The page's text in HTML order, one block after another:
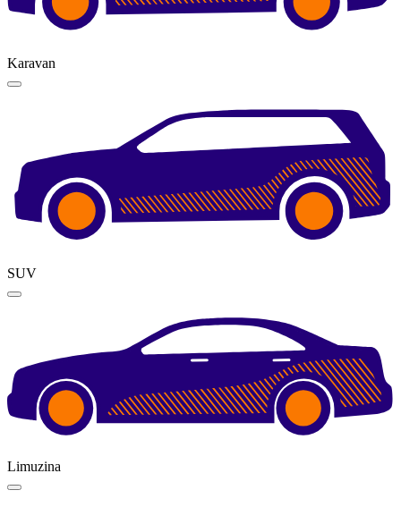
Karavan
SUV
Limuzina